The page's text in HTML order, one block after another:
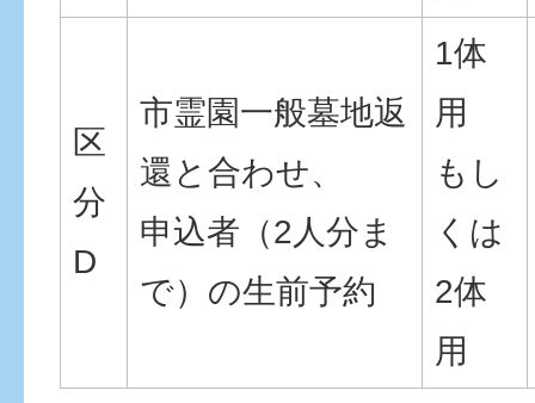
区
分
D
市霊園一般墓地返
還と合わせ、
申込者（2人分ま
で）の生前予約
1体
用
もし
くは
2体
用